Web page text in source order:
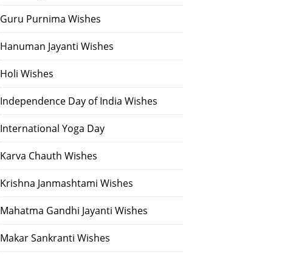
Guru Purnima Wishes
Hanuman Jayanti Wishes
Holi Wishes
Independence Day of India Wishes
International Yoga Day
Karva Chauth Wishes
Krishna Janmashtami Wishes
Mahatma Gandhi Jayanti Wishes
Makar Sankranti Wishes